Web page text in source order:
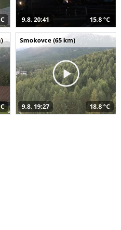
9.8. 20:41 15,8 °C
Smokovce (65 km)
9.8. 19:27 18,8 °C